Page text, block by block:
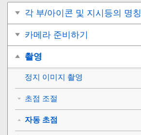
각 부/아이콘 및 지시등의 명칭
카메라 준비하기
촬영
정지 이미지 촬영
초점 조절
자동 초점